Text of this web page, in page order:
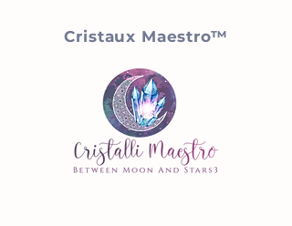
Cristaux Maestro™